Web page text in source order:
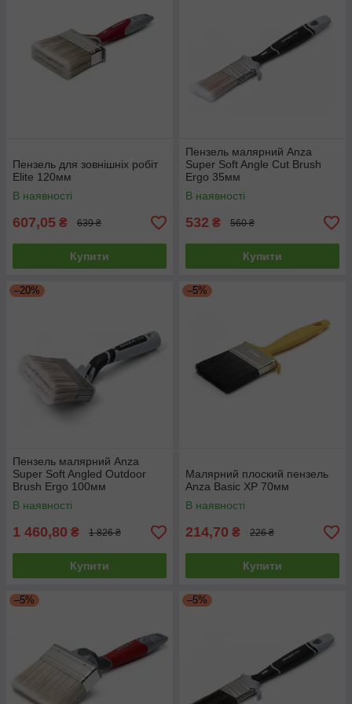
Пензель для зовнішніх робіт
Elite 120мм
В наявності
607,05 ₴ 639 ₴
Купити
Пензель малярний Anza
Super Soft Angle Cut Brush
Ergo 35мм
В наявності
532 ₴ 560 ₴
Купити
–20%
Пензель малярний Anza
Super Soft Angled Outdoor
Brush Ergo 100мм
В наявності
1 460,80 ₴ 1 826 ₴
Купити
–5%
Малярний плоский пензель
Anza Basic XP 70мм
В наявності
214,70 ₴ 226 ₴
Купити
–5% –5%